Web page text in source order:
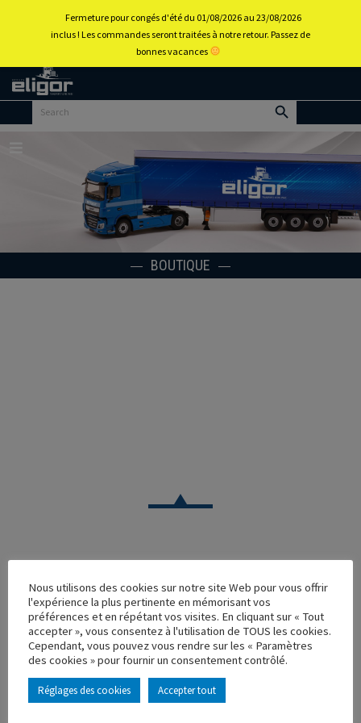
Retour
BOUTIQUE
VOITURE
PEUGEOT D4A ETS ESCOBAR
Réf. : 150148
Rupture de stock
Caractéristique principales :
Nous utilisons des cookies sur notre site Web pour vous offrir
l'expérience la plus pertinente en mémorisant vos
préférences et en répétant vos visites. En cliquant sur « Tout
accepter », vous consentez à l'utilisation de TOUS les cookies.
Cependant, vous pouvez vous rendre sur les « Paramètres
des cookies » pour fournir un consentement contrôlé.
Réglages des cookies Accepter tout
Fermeture pour congés d'été du 01/08/2026 au 23/08/2026
inclus ! Les commandes seront traitées à notre retour. Passez de
bonnes vacances